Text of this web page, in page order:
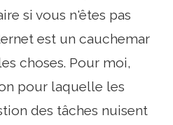
si vous n'êtes pas
est un cauchemar
choses. Pour moi,
pour laquelle les
des tâches nuisent